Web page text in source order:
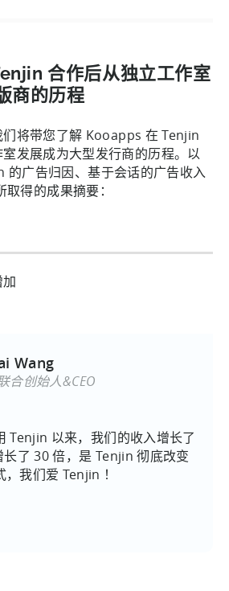
合作后从独立工作室
商的历程
将带您了解 Kooapps 在 Tenjin
发展成为大型发行商的历程。以
的广告归因、基于会话的广告收入
得的成果摘要：
Wang
合创始人&CEO
Tenjin 以来，我们的收入增长了
了 30 倍，是 Tenjin 彻底改变
我们爱 Tenjin ！